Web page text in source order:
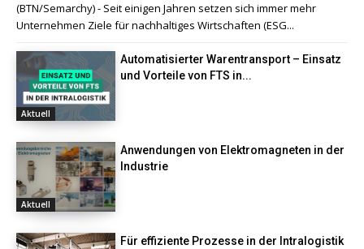
(BTN/Semarchy) - Seit einigen Jahren setzen sich immer mehr
Unternehmen Ziele für nachhaltiges Wirtschaften (ESG...
Aktuell
Automatisierter Warentransport – Einsatz
und Vorteile von FTS in...
Aktuell
Anwendungen von Elektromagneten in der
Industrie
Für effiziente Prozesse in der Intralogistik